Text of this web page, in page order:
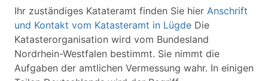
Ihr zuständiges Katateramt finden Sie hier Anschrift
und Kontakt vom Katasteramt in Lügde Die
Katasterorganisation wird vom Bundesland
Nordrhein-Westfalen bestimmt. Sie nimmt die
Aufgaben der amtlichen Vermessung wahr. In einigen